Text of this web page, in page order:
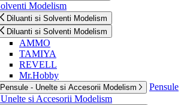
Modelism
Diluanti si Solventi Modelism
Diluanti si Solventi Modelism
AMMO
TAMIYA
REVELL
Mr.Hobby
Pensule - Unelte si Accesorii Modelism
Pensule
si Accesorii Modelism